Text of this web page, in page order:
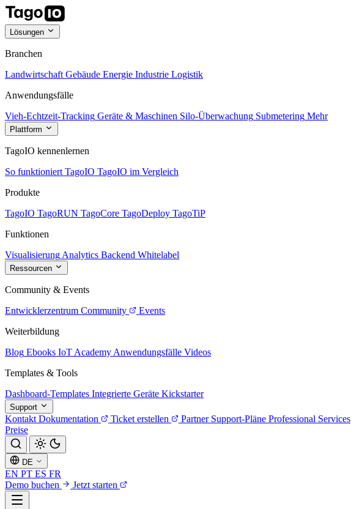
Lösungen
Branchen
Landwirtschaft Gebäude Energie Industrie Logistik
Anwendungsfälle
Vieh-Echtzeit-Tracking Geräte & Maschinen Silo-Überwachung Submetering Mehr
Plattform
TagoIO kennenlernen
So funktioniert TagoIO TagoIO im Vergleich
Produkte
TagoIO TagoRUN TagoCore TagoDeploy TagoTiP
Funktionen
Visualisierung Analytics Backend Whitelabel
Ressourcen
Community & Events
Entwicklerzentrum Community
Events
Weiterbildung
Blog Ebooks IoT Academy Anwendungsfälle Videos
Templates & Tools
Dashboard-Templates Integrierte Geräte Kickstarter
Support
Kontakt Dokumentation Ticket erstellen Partner Support-Pläne Professional Services
Preise
DE
EN PT ES FR
Demo buchen
Jetzt starten